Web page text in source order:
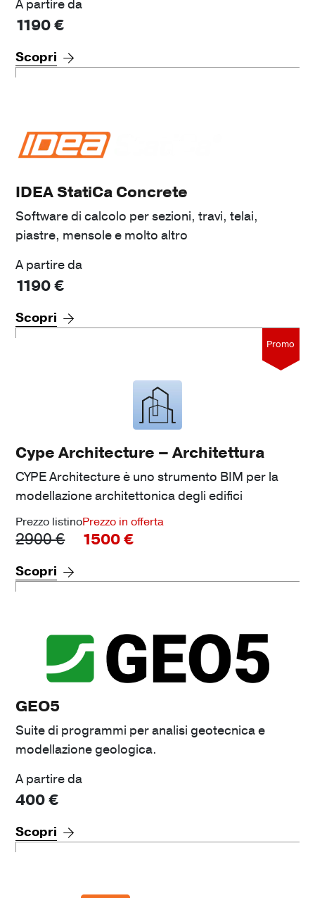
A partire da
1190€
Scopri
IDEA StatiCa Concrete
Software di calcolo per sezioni, travi, telai,
piastre, mensole e molto altro
A partire da
1190€
Scopri
Promo
Cype Architecture – Architettura
CYPE Architectureè uno strumento BIM per la
modellazione architettonica degli edifici
Prezzo listino
2900€
Prezzo in offerta
1500€
Scopri
GEO5
Suite di programmi per analisi geotecnica e
modellazione geologica.
A partire da
400€
Scopri